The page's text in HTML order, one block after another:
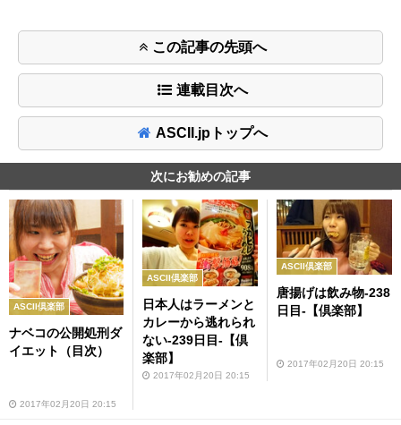
この記事の先頭へ
連載目次へ
ASCII.jpトップへ
次にお勧めの記事
ASCII倶楽部
ナベコの公開処刑ダ
イエット（目次）
2017年02月20日 20:15
ASCII倶楽部
日本人はラーメンと
カレーから逃れられ
ない-239日目‐【倶
楽部】
2017年02月20日 20:15
ASCII倶楽部
唐揚げは飲み物-238
日目‐【倶楽部】
2017年02月20日 20:15